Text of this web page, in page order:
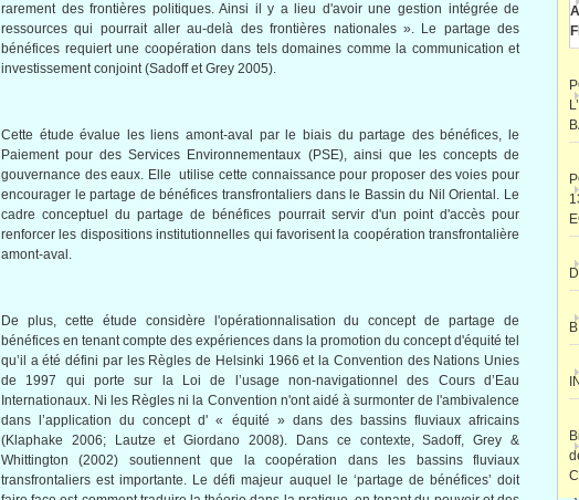
rarementdesfrontières politiques.Ainsi il y a lieu d'avoir une gestion intégrée de
ressources qui pourrait aller au-delà desfrontières nationales». Le partage des
bénéfices requiert une coopération dans tels domaines comme la communication et
investissementconjoint (Sadoffet Grey 2005).
Cette étude évalue les liensamont-aval par le biaisdupartage des bénéfices, le
Paiementpour des Services Environnementaux (PSE), ainsi que les concepts de
gouvernance deseaux. Elleutilise cette connaissance pour proposer desvoies pour
encourager lepartage de bénéfices transfrontaliers dansle Bassin du Nil Oriental. Le
cadreconceptuel dupartage de bénéfices pourrait servir d'un point d'accèspour
renforcer les dispositionsinstitutionnelles qui favorisentla coopération transfrontalière
amont-aval .
De plus, cette étude considère l'opérationnalisation du concept departage de
bénéfices en tenantcompte des expériences dans la promotion du conceptd'équité tel
qu’il aété défini par les Règles de Helsinki 1966 et la Convention des Nations Unies
de 1997 qui porte sur la Loi de l’usage non-navigationnel des Cours d’Eau
Internationaux. Ni les Règles ni la Convention n'ont aidé à surmonterde l'ambivalence
dans
l’application du concept d' « équité » dansdes bassins fluviaux africains
(Klaphake 2006; Lautze et Giordano 2008). Dans ce contexte,Sadoff, Grey &
Whittington (2002) soutiennent que la coopération dans les bassins fluviaux
transfrontaliers est importante. Le défi majeur auquel le ‘partage de bénéfices’ doit